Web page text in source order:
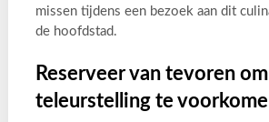
missen tijdens een bezoek aan dit
de hoofdstad.
Reserveer van tevoren om
teleurstelling te